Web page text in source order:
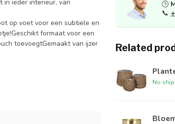
in ieder interieur, van
op voet voor een subtiele en
formaat voor een
toevoegtGemaakt van ijzer
🕒
📞
Related
No